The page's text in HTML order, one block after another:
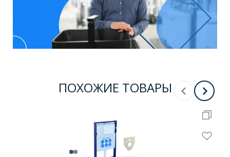
ПОХОЖИЕ ТОВАРЫ